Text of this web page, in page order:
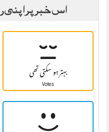
اس خبر پر اپنی
بہتر ہو سکتی تھی
Votes